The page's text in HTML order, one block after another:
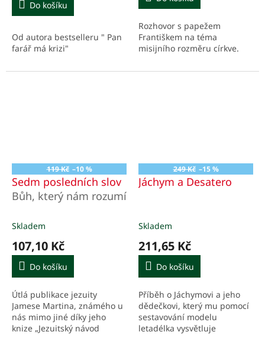
Do košíku
Od autora bestselleru " Pan
farář má krizi"
Rozhovor s papežem
Františkem na téma
misijního rozměru církve.
119 Kč –10 %
Sedm posledních slov
Bůh, který nám rozumí
Skladem
107,10 Kč
Do košíku
Útlá publikace jezuity
Jamese Martina, známého u
nás mimo jiné díky jeho
knize „Jezuitský návod
249 Kč –15 %
Jáchym a Desatero
Skladem
211,65 Kč
Do košíku
Příběh o Jáchymovi a jeho
dědečkovi, který mu pomocí
sestavování modelu
letadélka vysvětluje